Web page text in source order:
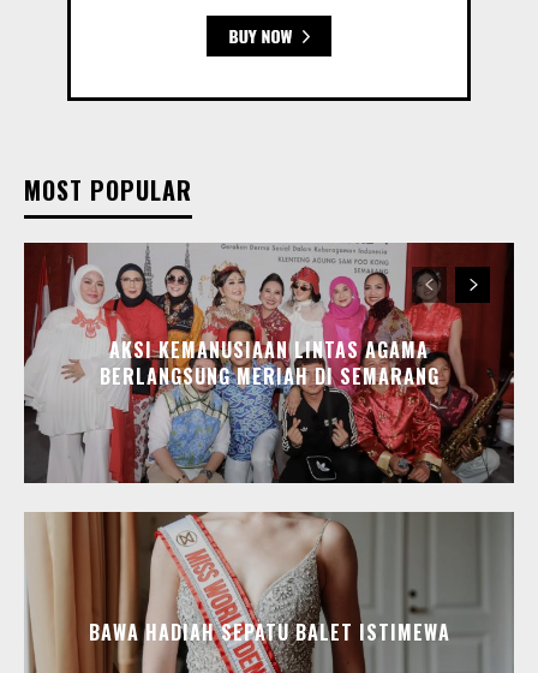
MOST POPULAR
AKSI KEMANUSIAAN LINTAS AGAMA
BERLANGSUNG MERIAH DI SEMARANG
BAWA HADIAH SEPATU BALET ISTIMEWA